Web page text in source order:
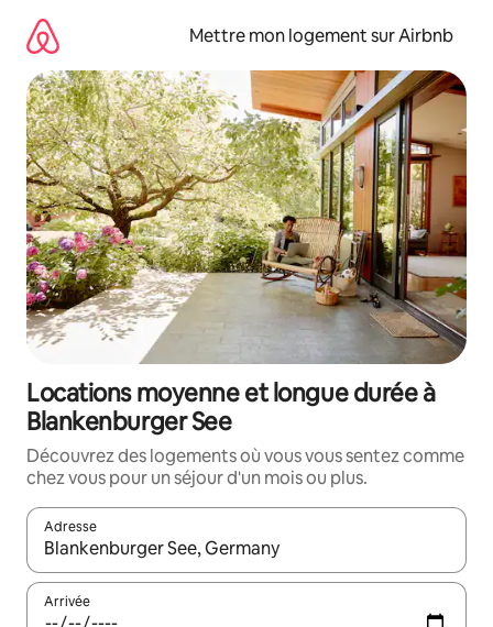
directement
contenu
Mettre mon logement sur Airbnb
Locations moyenne et longue durée à
Blankenburger See
Découvrez des logements où vous vous sentez comme
chez vous pour un séjour d'un mois ou plus.
Adresse
Lorsque les résultats s'affichent, utilisez les flèches vers le
Arrivée